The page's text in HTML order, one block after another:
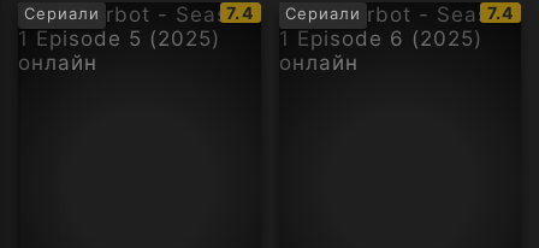
Сериали
IMDb
рейтинг:
7.4 Сериали
IMDb
7.4